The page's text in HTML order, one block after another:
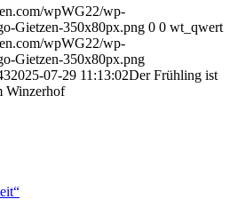
wpWG22/wp-
Gietzen-350x80px.png 0 0 wt_qwert
wpWG22/wp-
Gietzen-350x80px.png
2025-07-29 11:13:02Der Frühling ist
Winzerhof